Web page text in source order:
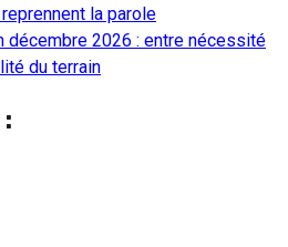
la parole
décembre 2026 : entre nécessité
du terrain